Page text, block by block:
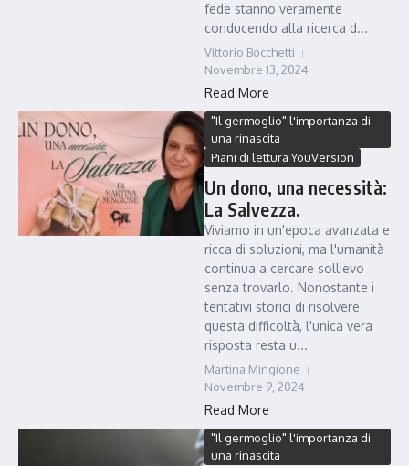
fede stanno veramente
conducendo alla ricerca d...
Vittorio Bocchetti
Novembre 13, 2024
Read More
"Il germoglio" l'importanza di
una rinascita
Piani di lettura YouVersion
Un dono, una necessità:
La Salvezza.
Viviamo in un'epoca avanzata e
ricca di soluzioni, ma l'umanità
continua a cercare sollievo
senza trovarlo. Nonostante i
tentativi storici di risolvere
questa difficoltà, l'unica vera
risposta resta u...
Martina Mingione
Novembre 9, 2024
Read More
"Il germoglio" l'importanza di
una rinascita